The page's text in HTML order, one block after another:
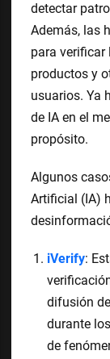
detectar
Además, las
para verificar
productos y
usuarios. Ya
de IA en el
propósito.
Algunos
Artificial (IA)
iVerify:
difusión
durante
de